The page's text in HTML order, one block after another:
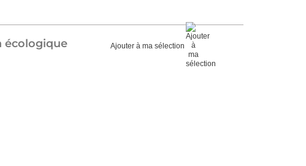
écologique Ajouter à ma sélection